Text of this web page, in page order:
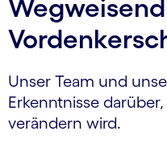
Unser Team und
Erkenntnisse
verändern wird.